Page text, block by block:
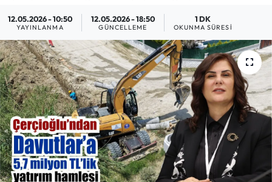
12.05.2026 - 10:50
YAYINLANMA
12.05.2026 - 18:50
GÜNCELLEME
1 DK
OKUNMA SÜRESI
SAĞLIK
SİYASET
SPOR
TARIM
TURİZM
YAŞAM